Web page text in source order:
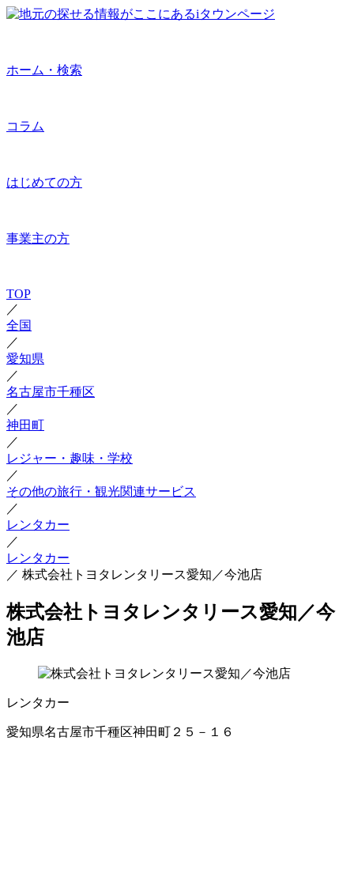
ホーム・検索
コラム
はじめての方
事業主の方
TOP
／
全国
／
愛知県
／
名古屋市千種区
／
神田町
／
レジャー・趣味・学校
／
その他の旅行・観光関連サービス
／
レンタカー
／
レンタカー
／ 株式会社トヨタレンタリース愛知／今池店
株式会社トヨタレンタリース愛知／今
池店
レンタカー
愛知県名古屋市千種区神田町２５－１６